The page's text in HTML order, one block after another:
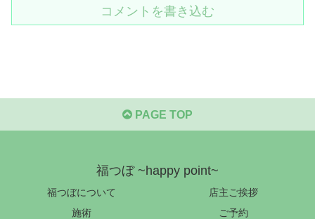
コメントを書き込む
PAGE TOP
福つぼ ~happy point~
福つぼについて
店主ご挨拶
施術
ご予約